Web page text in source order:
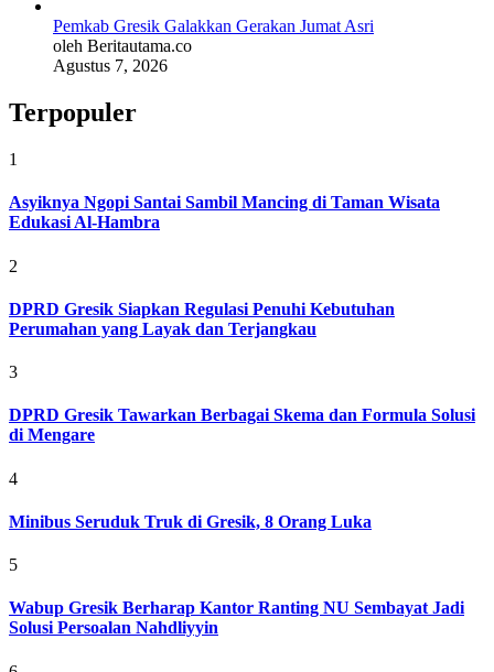
Pemkab Gresik Galakkan Gerakan Jumat Asri
oleh Beritautama.co
Agustus 7, 2026
Terpopuler
1
Asyiknya Ngopi Santai Sambil Mancing di Taman Wisata
Edukasi Al-Hambra
2
DPRD Gresik Siapkan Regulasi Penuhi Kebutuhan
Perumahan yang Layak dan Terjangkau
3
DPRD Gresik Tawarkan Berbagai Skema dan Formula Solusi
di Mengare
4
Minibus Seruduk Truk di Gresik, 8 Orang Luka
5
Wabup Gresik Berharap Kantor Ranting NU Sembayat Jadi
Solusi Persoalan Nahdliyyin